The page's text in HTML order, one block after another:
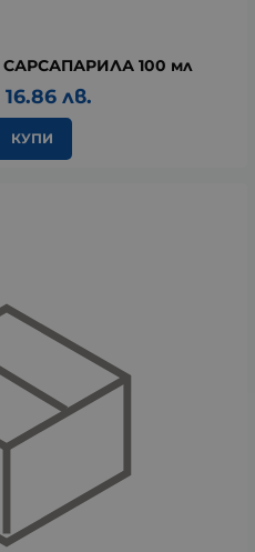
100 мл
16.86 лв.
КУПИ